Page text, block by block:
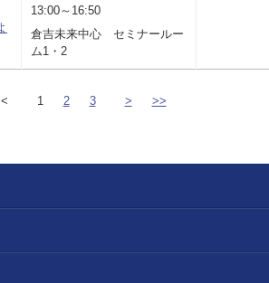
13:00～16:50
倉吉未来中心 セミナールー
ム1・2
< 1 2 3 > >>